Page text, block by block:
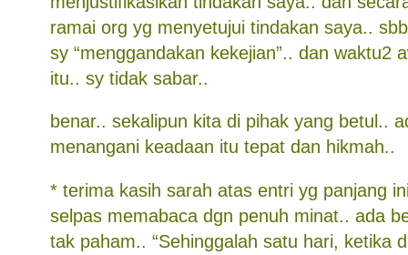
ramai org yg menyetujui tindakan saya..
sy “menggandakan kekejian”.. dan waktu2
itu.. sy tidak sabar..
benar.. sekalipun kita di pihak yang betul..
menangani keadaan itu tepat dan hikmah..
* terima kasih sarah atas entri yg panjang
selpas memabaca dgn penuh minat.. ada
tak paham.. “Sehinggalah satu hari, ketika